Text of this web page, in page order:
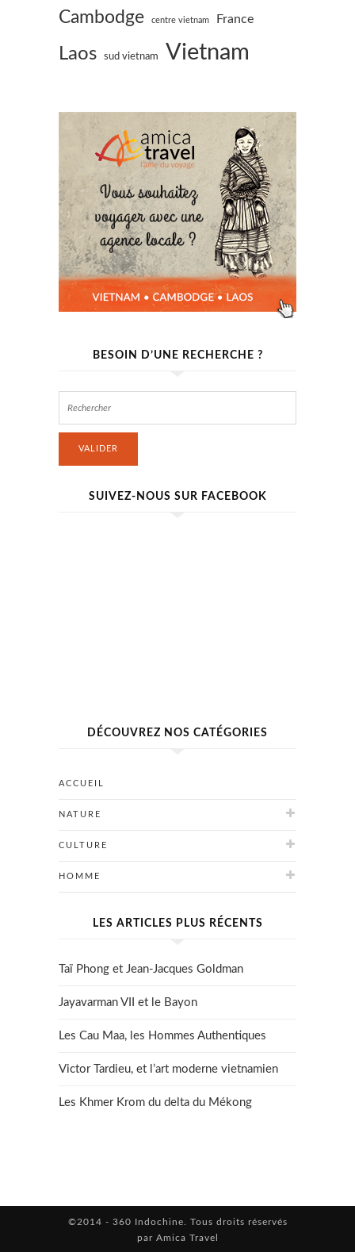
Cambodge centre vietnam France
Laos sud vietnam Vietnam
BESOIN D’UNE RECHERCHE ?
VALIDER
SUIVEZ-NOUS SUR FACEBOOK
DÉCOUVREZ NOS CATÉGORIES
ACCUEIL
NATURE
CULTURE
HOMME
LES ARTICLES PLUS RÉCENTS
Taï Phong et Jean-Jacques Goldman
Jayavarman VII et le Bayon
Les Cau Maa, les Hommes Authentiques
Victor Tardieu, et l’art moderne vietnamien
Les Khmer Krom du delta du Mékong
©2014 - 360 Indochine. Tous droits réservés
par Amica Travel